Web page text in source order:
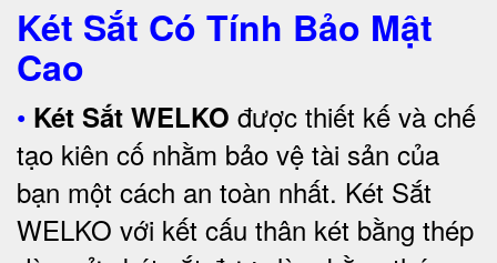
Két Sắt Có Tính Bảo Mật
Cao
• Két Sắt WELKO được thiết kế và chế
tạo kiên cố nhằm bảo vệ tài sản của
bạn một cách an toàn nhất. Két Sắt
WELKO với kết cấu thân két bằng thép